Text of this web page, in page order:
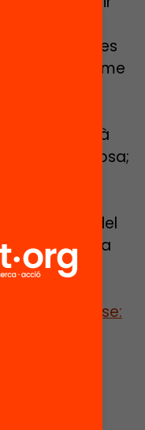
que
sobre quines
l’absentisme
1)
mesures allà
forma rigorosa;
a l’abast
el conjunt
comprensió del
a casa
les que
Faltar a classe: